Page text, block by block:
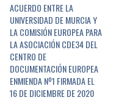
ACUERDO ENTRE LA
UNIVERSIDAD DE MURCIA Y
LA COMISIÓN EUROPEA PARA
LA ASOCIACIÓN CDE34 DEL
CENTRO DE
DOCUMENTACIÓN EUROPEA
ENMIENDA Nº1 FIRMADA EL
16 DE DICIEMBRE DE 2020